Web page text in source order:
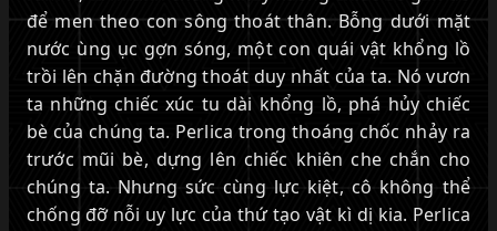
để men theo con sông thoát thân. Bỗng dưới mặt
nước ùng ục gợn sóng, một con quái vật khổng lồ
trồi lên chặn đường thoát duy nhất của ta. Nó vươn
ta những chiếc xúc tu dài khổng lồ, phá hủy chiếc
bè của chúng ta. Perlica trong thoáng chốc nhảy ra
trước mũi bè, dựng lên chiếc khiên che chắn cho
chúng ta. Nhưng sức cùng lực kiệt, cô không thể
chống đỡ nỗi uy lực của thứ tạo vật kì dị kia. Perlica